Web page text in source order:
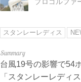
スタンレーレディス
台風19号の影響で54
「スタンレーレディ